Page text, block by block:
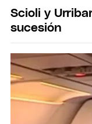
Scioli y
sucesión